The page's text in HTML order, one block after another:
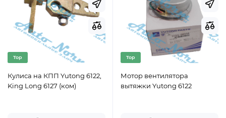
Top
Кулиса на КПП Yutong 6122,
King Long 6127 (ком)
Top
Мотор вентилятора
вытяжки Yutong 6122